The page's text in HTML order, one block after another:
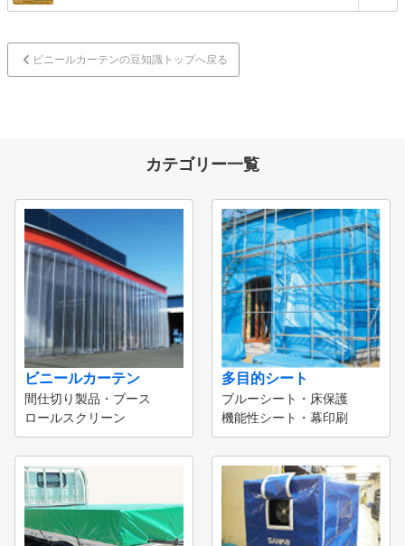
ビニールカーテンの豆知識トップへ戻る
カテゴリー一覧
ビニールカーテン
間仕切り製品・ブース
ロールスクリーン
多目的シート
ブルーシート・床保護
機能性シート・幕印刷